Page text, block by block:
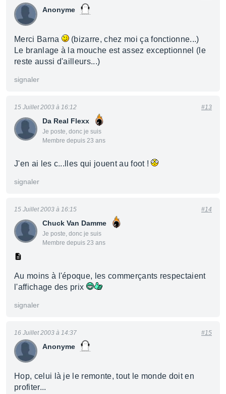
Anonyme
Merci Barna
(bizarre, chez moi ça fonctionne...)
Le branlage à la mouche est assez exceptionnel (le
reste aussi d'ailleurs...)
signaler
Da Real Flexx
Je poste, donc je suis
Membre depuis 23 ans
15 Juillet 2003 à 16:12 #13
J'en ai les c...lles qui jouent au foot !
signaler
Chuck Van Damme
Je poste, donc je suis
Membre depuis 23 ans
15 Juillet 2003 à 16:15 #14
Au moins à l'époque, les commerçants respectaient
l'affichage des prix
signaler
Anonyme
16 Juillet 2003 à 14:37 #15
Hop, celui là je le remonte, tout le monde doit en
profiter...